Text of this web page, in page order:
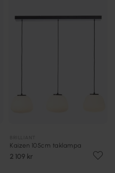
Kaizen 105cm taklampa
2 109 kr